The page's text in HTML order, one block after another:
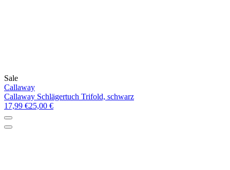
Sale
Callaway
Callaway Schlägertuch Trifold, schwarz
17,99 €25,00 €